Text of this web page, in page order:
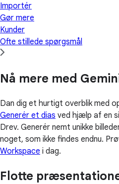
Importér
Gør mere
Kunder
Ofte stillede spørgsmål
Nå mere med
Dan dig et hurtigt overblik med
Generér et dias ved hjælp af en
Drev. Generér nemt unikke
noget, som ikke findes endnu.
Workspace i dag.
Flotte